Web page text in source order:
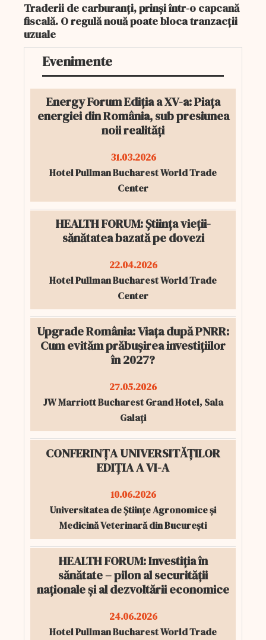
Traderii de carburanți, prinși într-o capcană
fiscală. O regulă nouă poate bloca tranzacții
uzuale
Evenimente
Energy Forum Ediția a XV-a: Piața
energiei din România, sub presiunea
noii realități
31.03.2026
Hotel Pullman Bucharest World Trade
Center
HEALTH FORUM: Știința vieții-
sănătatea bazată pe dovezi
22.04.2026
Hotel Pullman Bucharest World Trade
Center
Upgrade România: Viața după PNRR:
Cum evităm prăbușirea investițiilor
în 2027?
27.05.2026
JW Marriott Bucharest Grand Hotel, Sala
Galați
CONFERINȚA UNIVERSITĂȚILOR
EDIȚIA A VI-A
10.06.2026
Universitatea de Științe Agronomice și
Medicină Veterinară din București
HEALTH FORUM: Investiția în
sănătate – pilon al securității
naționale și al dezvoltării economice
24.06.2026
Hotel Pullman Bucharest World Trade